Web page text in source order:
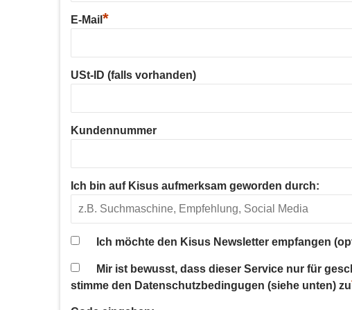
E-Mail *
USt-ID (falls vorhanden)
Kundennummer
Ich bin auf Kisus aufmerksam geworden durch:
Ich möchte den Kisus Newsletter empfangen
Mir ist bewusst, dass dieser Service nur für
stimme den Datenschutzbedingugen (siehe unten) zu